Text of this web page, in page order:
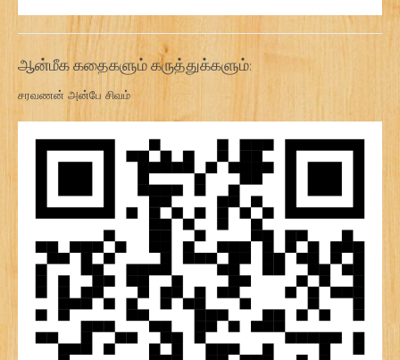
ஆன்மீக கதைகளும் கருத்துக்களும்:
சரவணன் அன்பே சிவம்